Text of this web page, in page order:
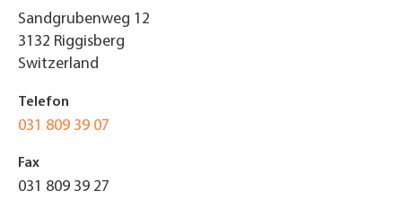
Sandgrubenweg 12
3132 Riggisberg
Switzerland
Telefon
031 809 39 07
Fax
031 809 39 27